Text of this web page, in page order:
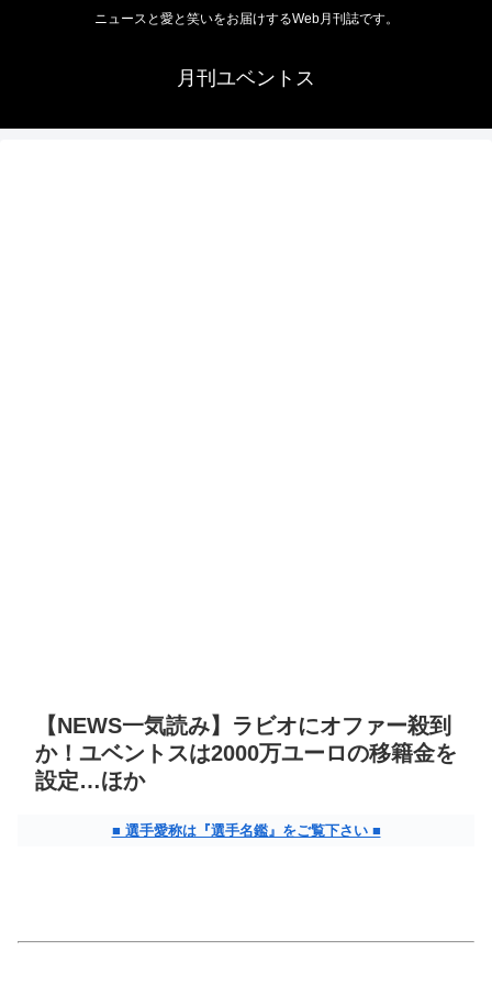
ニュースと愛と笑いをお届けするWeb月刊誌です。
月刊ユベントス
【NEWS一気読み】ラビオにオファー殺到
か！ユベントスは2000万ユーロの移籍金を
設定…ほか
■ 選手愛称は『選手名鑑』をご覧下さい ■